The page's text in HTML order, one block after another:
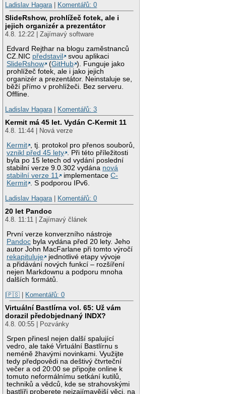
Ladislav Hagara | Komentářů: 0
SlideRshow, prohlížeč fotek, ale i
jejich organizér a prezentátor
4.8. 12:22 | Zajímavý software
Edvard Rejthar na blogu zaměstnanců
CZ.NIC představil
svou aplikaci
SlideRshow
(GitHub ). Funguje jako
prohlížeč fotek, ale i jako jejich
organizér a prezentátor. Neinstaluje se,
běží přímo v prohlížeči. Bez serveru.
Offline.
Ladislav Hagara | Komentářů: 3
Kermit má 45 let. Vydán C-Kermit 11
4.8. 11:44 | Nová verze
Kermit , tj. protokol pro přenos souborů,
vznikl před 45 lety . Při této příležitosti
byla po 15 letech od vydání poslední
stabilní verze 9.0.302 vydána nová
stabilní verze 11
implementaceC-
Kermit . S podporou IPv6.
Ladislav Hagara | Komentářů: 0
20 let Pandoc
4.8. 11:11 | Zajímavý článek
První verze konverzního nástroje
Pandoc byla vydána před 20 lety. Jeho
autor John MacFarlane při tomto výročí
rekapituluje
jednotlivé etapy vývoje
a přidávání nových funkcí – rozšíření
nejen Markdownu a podporu mnoha
dalších formátů.
|🇵🇸 | Komentářů: 0
Virtuální Bastlírna vol. 65: Už vám
dorazil předobjednaný INDX?
4.8. 00:55 | Pozvánky
Srpen přinesl nejen další spalující
vedro, ale také Virtuální Bastlírnu s
neméně žhavými novinkami. Využijte
tedy předpovědi na deštivý čtvrteční
večer a od 20:00 se připojte online k
tomuto neformálnímu setkání kutilů,
techniků a vědců, kde se strahovskými
bastlíři proberete nejzajímavější věci, na